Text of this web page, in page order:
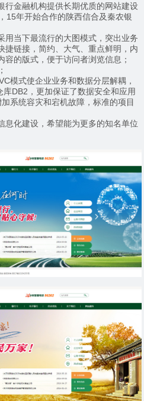
行金融机构提供长期优质的网站建设
15年开始合作的陕西信合及秦农银
用当下最流行的大图模式，突出业务
捷链接，简约、大气、重点鲜明，内
的版式，便于访问者浏览信息；
模式使企业业务和数据分层解耦，
DB2，更加保证了数据安全和应用
系统容灾和宕机故障，标准的项目
息化建设，希望能为更多的知名单位